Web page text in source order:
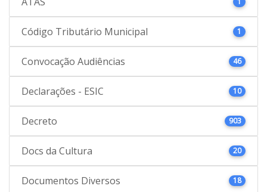
Código Tributário Municipal 1
Convocação Audiências 46
Declarações - ESIC 10
Decreto 903
Docs da Cultura 20
Documentos Diversos 18